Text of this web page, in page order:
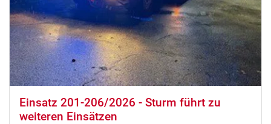
Einsatz 201-206/2026 - Sturm führt zu
weiteren Einsätzen